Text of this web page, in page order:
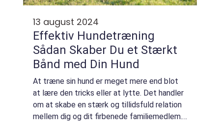
13 august 2024
Effektiv Hundetræning
Sådan Skaber Du et Stærkt
Bånd med Din Hund
At træne sin hund er meget mere end blot
at lære den tricks eller at lytte. Det handler
om at skabe en stærk og tillidsfuld relation
mellem dig og dit firbenede familiemedlem.